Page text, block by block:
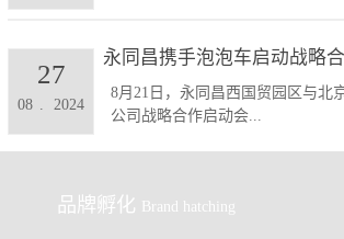
永同昌携手泡泡车启动战略
8月21日，永同昌西国贸园区与北
公司战略合作启动会...
08 . 2024
27
品牌孵化 Brand hatching